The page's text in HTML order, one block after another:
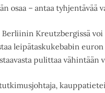
osaa – antaa tyhjentävää
Kreutzbergissä voi
leipätaskukebabin
pulittaa vähintään